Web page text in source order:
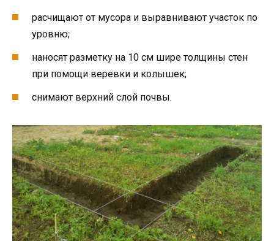
расчищают от мусора и выравнивают участок по
уровню;
наносят разметку на 10 см шире толщины стен
при помощи веревки и колышек;
снимают верхний слой почвы.